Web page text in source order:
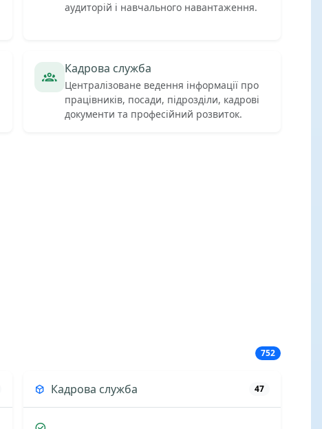
аудиторій і навчального навантаження.
Кадрова служба
Централізоване ведення інформації про
працівників, посади, підрозділи, кадрові
документи та професійний розвиток.
752
Кадрова служба 47